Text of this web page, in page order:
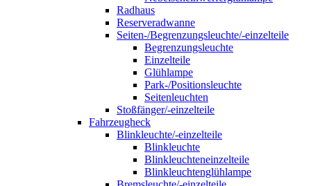
Radhaus
Reserveradwanne
Seiten-/Begrenzungsleuchte/-einzelteile
Begrenzungsleuchte
Einzelteile
Glühlampe
Park-/Positionsleuchte
Seitenleuchten
Stoßfänger/-einzelteile
Fahrzeugheck
Blinkleuchte/-einzelteile
Blinkleuchte
Blinkleuchteneinzelteile
Blinkleuchtenglühlampe